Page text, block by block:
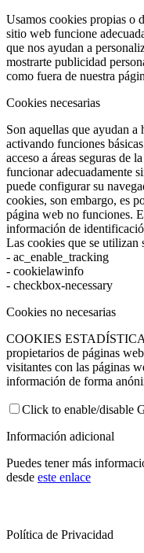
Usamos cookies propias o
sitio web funcione
que nos ayudan a
mostrarte publicidad
como fuera de nuestra
Cookies necesarias
Son aquellas que ayudan
activando funciones
acceso a áreas seguras de
funcionar adecuadamente
puede configurar su
cookies, son embargo, es
página web no funciones.
información de
Las cookies que se utilizan
- ac_enable_tracking
- cookielawinfo
- checkbox-necessary
Cookies no necesarias
COOKIES
propietarios de páginas
visitantes con las páginas
información de forma
Click to enable/disable
Información adicional
Puedes tener más
desde este enlace
Política de Privacidad